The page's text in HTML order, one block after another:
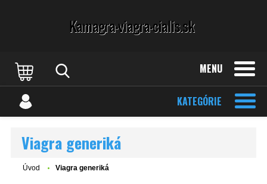
MENU
KATEGÓRIE
Viagra generiká
Úvod Viagra generiká